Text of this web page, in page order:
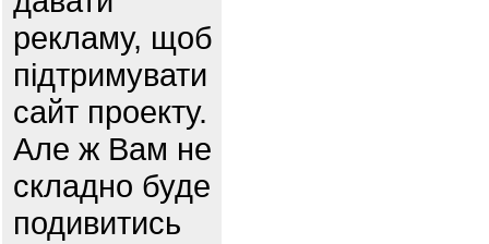
рекламу, щоб
підтримувати
сайт проекту.
Але ж Вам не
складно буде
подивитись